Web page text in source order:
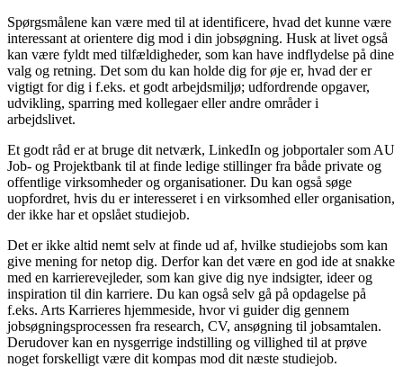
Spørgsmålene kan være med til at identificere, hvad det kunne være
interessant at orientere dig mod i din jobsøgning. Husk at livet også
kan være fyldt med tilfældigheder, som kan have indflydelse på dine
valg og retning. Det som du kan holde dig for øje er, hvad der er
vigtigt for dig i f.eks. et godt arbejdsmiljø; udfordrende opgaver,
udvikling, sparring med kollegaer eller andre områder i
arbejdslivet.
Et godt råd er at bruge dit netværk, LinkedIn og jobportaler som AU
Job- og Projektbank til at finde ledige stillinger fra både private og
offentlige virksomheder og organisationer. Du kan også søge
uopfordret, hvis du er interesseret i en virksomhed eller organisation,
der ikke har et opslået studiejob.
Det er ikke altid nemt selv at finde ud af, hvilke studiejobs som kan
give mening for netop dig. Derfor kan det være en god ide at snakke
med en karrierevejleder, som kan give dig nye indsigter, ideer og
inspiration til din karriere. Du kan også selv gå på opdagelse på
f.eks. Arts Karrieres hjemmeside, hvor vi guider dig gennem
jobsøgningsprocessen fra research, CV, ansøgning til jobsamtalen.
Derudover kan en nysgerrige indstilling og villighed til at prøve
noget forskelligt være dit kompas mod dit næste studiejob.